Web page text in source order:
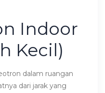
Indoor
Kecil)
dalam ruangan
dari jarak yang